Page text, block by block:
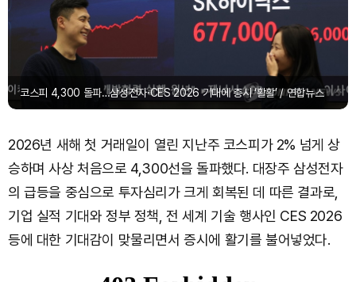
코스피 4,300 돌파…삼성전자·CES 2026 기대에 증시 ‘활활’ / 연합뉴스
2026년 새해 첫 거래일이 열린 지난주 코스피가 2% 넘게 상
승하며 사상 처음으로 4,300선을 돌파했다. 대장주 삼성전자
의 급등을 중심으로 투자심리가 크게 회복된 데 따른 결과로,
기업 실적 기대와 정부 정책, 전 세계 기술 행사인 CES 2026
등에 대한 기대감이 맞물리면서 증시에 활기를 불어넣었다.